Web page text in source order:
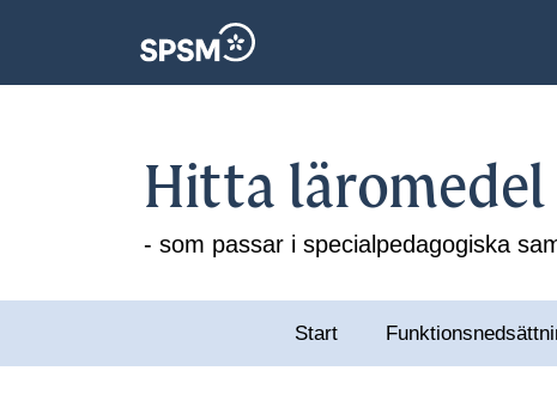
Hitta läromedel
- som passar i specialpedagogiska
Start